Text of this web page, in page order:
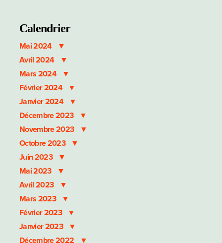
Calendrier
Mai 2024
Avril 2024
Mars 2024
Février 2024
Janvier 2024
Décembre 2023
Novembre 2023
Octobre 2023
Juin 2023
Mai 2023
Avril 2023
Mars 2023
Février 2023
Janvier 2023
Décembre 2022